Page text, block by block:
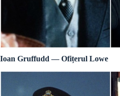
Ioan Gruffudd — Ofițerul Lowe